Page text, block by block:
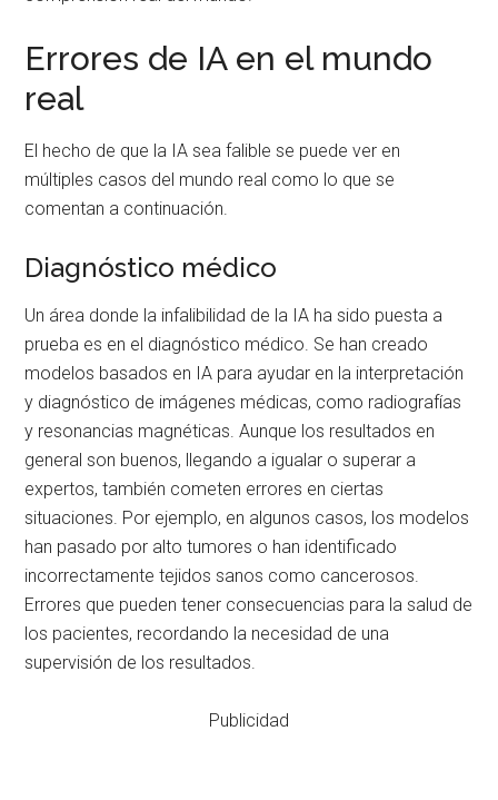
Errores de IA en el mundo
real
El hecho de que la IA sea falible se puede ver en
múltiples casos del mundo real como lo que se
comentan a continuación.
Diagnóstico médico
Un área donde la infalibilidad de la IA ha sido puesta a
prueba es en el diagnóstico médico. Se han creado
modelos basados en IA para ayudar en la interpretación
y diagnóstico de imágenes médicas, como radiografías
y resonancias magnéticas. Aunque los resultados en
general son buenos, llegando a igualar o superar a
expertos, también cometen errores en ciertas
situaciones. Por ejemplo, en algunos casos, los modelos
han pasado por alto tumores o han identificado
incorrectamente tejidos sanos como cancerosos.
Errores que pueden tener consecuencias para la salud de
los pacientes, recordando la necesidad de una
supervisión de los resultados.
Publicidad